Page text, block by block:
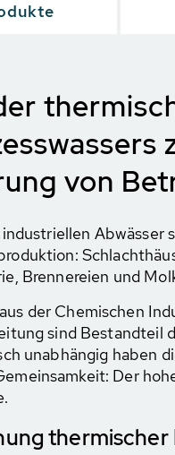
von
Abwässer
Brennereien und
der Chemischen
sind Bestandteil
unabhängig haben
Der
thermischer